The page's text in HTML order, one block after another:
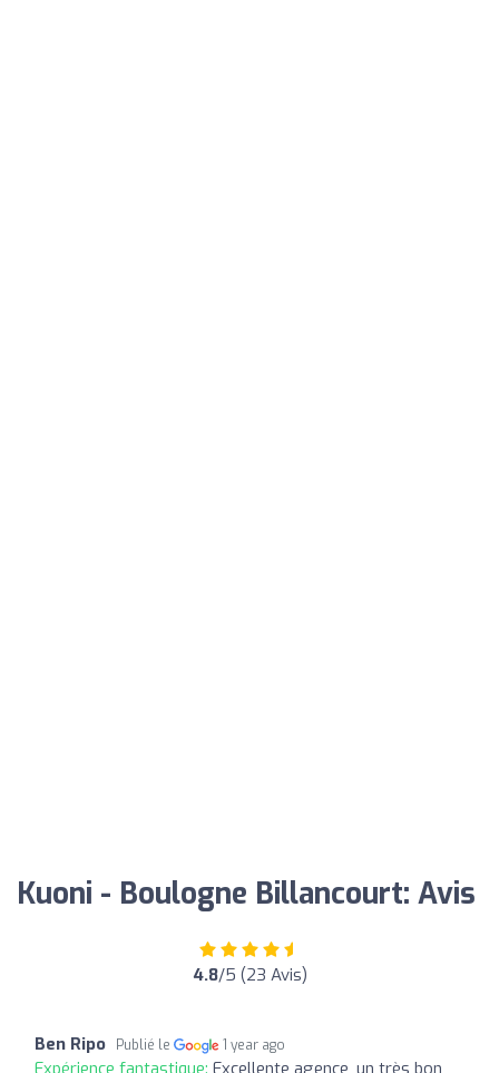
Kuoni - Boulogne Billancourt: Avis
4.8/5 (23 Avis)
Ben Ripo Publié le 1 year ago
Expérience fantastique: Excellente agence, un très bon